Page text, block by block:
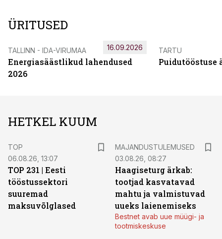
ÜRITUSED
TALLINN - IDA-VIRUMAA
Energiasäästlikud lahendused
2026
16.09.2026 TARTU
Puidutööstuse
HETKEL KUUM
TOP
06.08.26, 13:07
TOP 231 | Eesti
tööstussektori
suuremad
maksuvõlglased
MAJANDUSTULEMUSED
03.08.26, 08:27
Haagiseturg ärkab:
tootjad kasvatavad
mahtu ja valmistuvad
uueks laienemiseks
Bestnet avab uue müügi- ja
tootmiskeskuse